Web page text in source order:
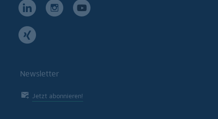
Newsletter
Jetzt abonnieren!